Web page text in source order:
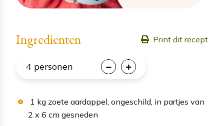
Ingredienten Print dit recept
4 personen
1 kg zoete aardappel, ongeschild, in partjes van
2 x 6 cm gesneden